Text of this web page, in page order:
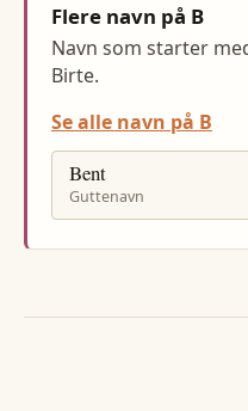
Flere navn på B
Navn som starter
Birte.
Se alle navn på B
Bent
Guttenavn